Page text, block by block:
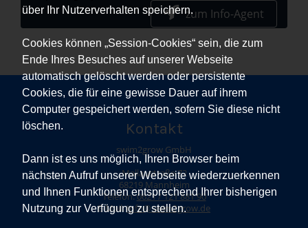
über Ihr Nutzerverhalten speichern.
Cookies können „Session-Cookies“ sein, die zum
Ende Ihres Besuches auf unserer Webseite
automatisch gelöscht werden oder persistente
Cookies, die für eine gewisse Dauer auf ihrem
Computer gespeichert werden, sofern Sie diese nicht
löschen.
Dann ist es uns möglich, Ihren Browser beim
nächsten Aufruf unserer Webseite wiederzuerkennen
und Ihnen Funktionen entsprechend Ihrer bisherigen
Nutzung zur Verfügung zu stellen.
zum Info-Agent
Kontakt
swim2grow GmbH
Mallaustraße 72
68219 Mannheim
Telefon:0621 / 121 881 90
E-Mail:Info@swim2grow.de